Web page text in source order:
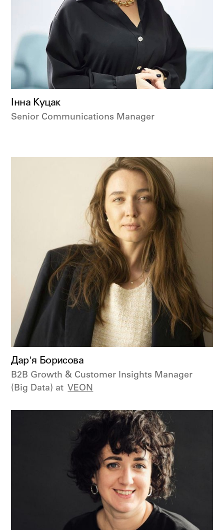
Інна Куцак
Senior Communications Manager
Дар'я Борисова
B2B Growth & Customer Insights Manager
(Big Data) at VEON